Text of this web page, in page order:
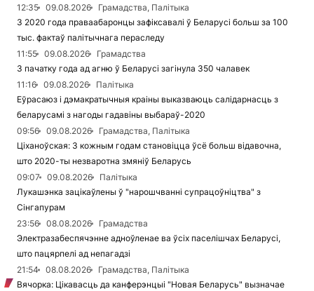
12:35
09.08.2026
Грамадства, Палітыка
З 2020 года праваабаронцы зафіксавалі ў Беларусі больш за 100
тыс. фактаў палітычнага пераследу
11:55
09.08.2026
Грамадства
З пачатку года ад агню ў Беларусі загінула 350 чалавек
11:16
09.08.2026
Палітыка
Еўрасаюз і дэмакратычныя краіны выказваюць салідарнасць з
беларусамі з нагоды гадавіны выбараў-2020
09:56
09.08.2026
Грамадства, Палітыка
Ціханоўская: З кожным годам становіцца ўсё больш відавочна,
што 2020-ты незваротна змяніў Беларусь
09:07
09.08.2026
Палітыка
Лукашэнка зацікаўлены ў "нарошчванні супрацоўніцтва" з
Сінгапурам
23:56
08.08.2026
Грамадства
Электразабеспячэнне адноўленае ва ўсіх паселішчах Беларусі,
што пацярпелі ад непагадзі
21:54
08.08.2026
Грамадства, Палітыка
Вячорка: Цікавасць да канферэнцыі "Новая Беларусь" вызначае